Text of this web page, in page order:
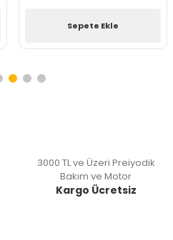
Sepete Ekle
3000 TL ve Üzeri Preiyodik
Bakım ve Motor
Kargo Ücretsiz